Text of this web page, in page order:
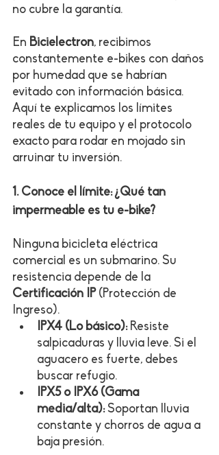
no cubre la garantía.
En Bicielectron, recibimos
constantemente e-bikes con daños
por humedad que se habrían
evitado con información básica.
Aquí te explicamos los límites
reales de tu equipo y el protocolo
exacto para rodar en mojado sin
arruinar tu inversión.
1. Conoce el límite: ¿Qué tan
impermeable es tu e-bike?
Ninguna bicicleta eléctrica
comercial es un submarino. Su
resistencia depende de la
Certificación IP (Protección de
Ingreso).
IPX4 (Lo básico): Resiste
salpicaduras y lluvia leve. Si el
aguacero es fuerte, debes
buscar refugio.
IPX5 o IPX6 (Gama
media/alta): Soportan lluvia
constante y chorros de agua a
baja presión.